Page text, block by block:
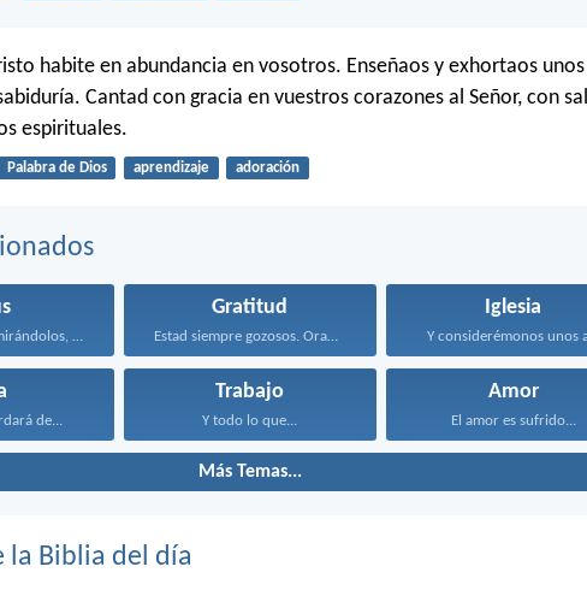
habite en abundancia en vosotros. Enseñaos y exhortaos unos
Cantad con gracia en vuestros corazones al Señor, con
espirituales.
Palabra de Dios aprendizaje adoración
Entonces Jesús, mirándolos, dijo...
Gratitud
Estad siempre gozosos. Orad...
Iglesia
Y considerémonos unos
de...
Trabajo
Y todo lo que...
Amor
El amor es sufrido...
Más Temas...
la Biblia del día